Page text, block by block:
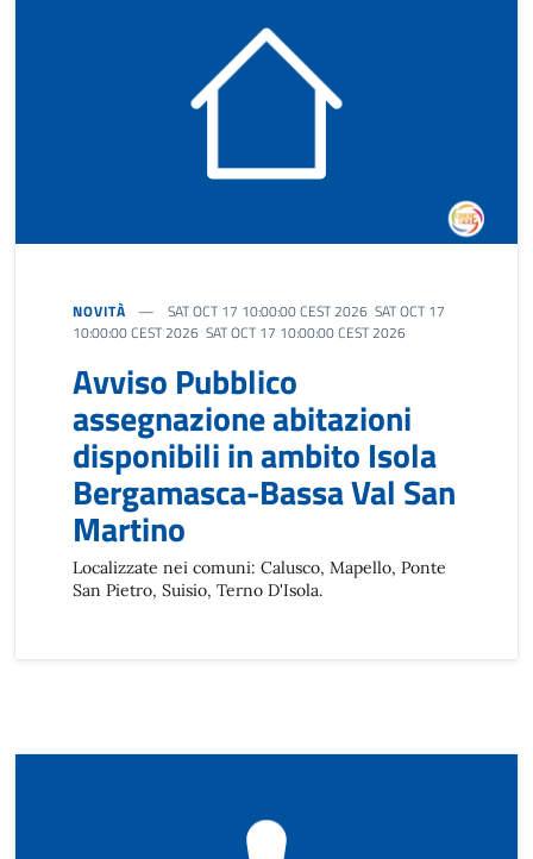
NOVITÀ
SAT OCT 17 10:00:00 CEST 2026 SAT OCT 17
10:00:00 CEST 2026 SAT OCT 17 10:00:00 CEST 2026
Avviso Pubblico
assegnazione abitazioni
disponibili in ambito Isola
Bergamasca-Bassa Val San
Martino
Localizzate nei comuni: Calusco, Mapello, Ponte
San Pietro, Suisio, Terno D'Isola.